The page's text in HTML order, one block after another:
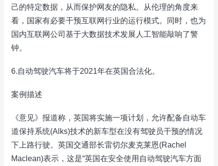
己的特定数据，从而保护网友的隐私。从伦理的角度来
看，国家有必要干预互联网行业的运行模式。同时，也为
国内互联网公司基于大数据技术发展人工智能敲响了警
钟。
6.自动驾驶汽车将于2021年在英国合法化。
案例描述
《意见》报道称，英国将实施一项计划，允许配备自动车
道保持系统(Alks)技术的新车型在没有驾驶员干预的情况
下上路行驶。英国交通部长雷切尔麦克莱恩(Rachel
Maclean)表示，这是“英国在安全使用自动驾驶汽车方面